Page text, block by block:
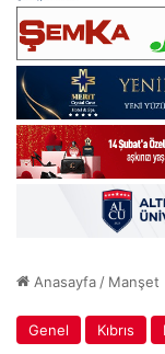
Anasayfa / Manşet
Genel Kıbrıs